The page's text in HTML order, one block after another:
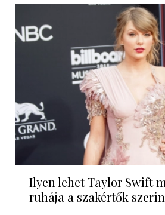
Ilyen lehet Taylor Swift
ruhája a szakértők